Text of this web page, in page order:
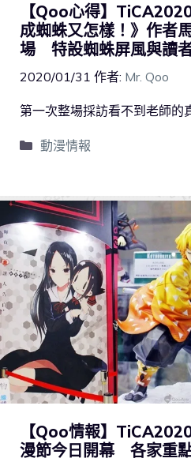
【Qoo心得】
成蜘蛛又怎樣！》作者
場 特設蜘蛛屏風與讀
2020/01/31 作者: Mr. Qoo
第一次整場採訪看不到老師
動漫情報
【Qoo情報】
漫節今日開幕 各家重